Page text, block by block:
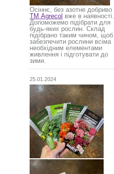
Осіннє, без азотне добриво
ТМ Agrecol вже в наявності.
Допоможемо підібрати для
будь-яких рослин. Склад
підібрано таким чином, щоб
забезпечити рослини всіма
необхідним елементами
живлення і підготувати до
зими.
25.01.2024